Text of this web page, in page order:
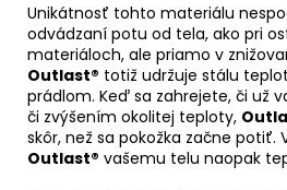
Unikátnosť tohto materiálu
odvádzaní potu od tela, ako pri
materiáloch, ale priamo v
Outlast® totiž udržuje stálu
prádlom. Keď sa zahrejete, či už
či zvýšením okolitej teploty,
skôr, než sa pokožka začne potiť.
Outlast® vašemu telu naopak